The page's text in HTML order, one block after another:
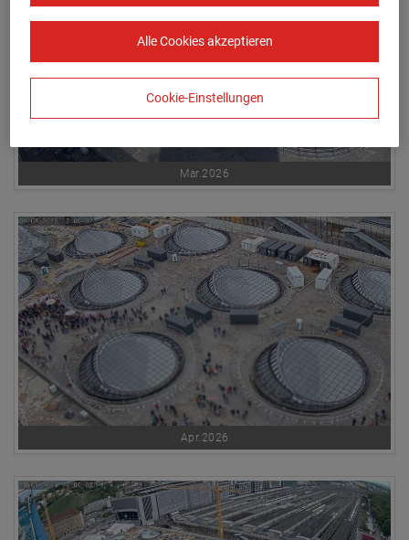
Mar.2026
Apr.2026
Alle Cookies akzeptieren
Cookie-Einstellungen